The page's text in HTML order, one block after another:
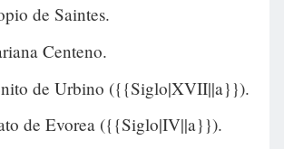
de Saintes.
Centeno.
de Urbino ({{Siglo|XVII||a}}).
de Evorea ({{Siglo|IV||a}}).